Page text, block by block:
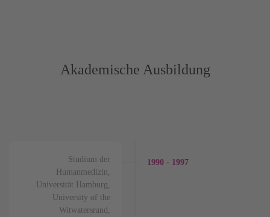
Akademische Ausbildung
1990 - 1997
Studium der
Humanmedizin,
Universität Hamburg,
University of the
Witwatersrand,